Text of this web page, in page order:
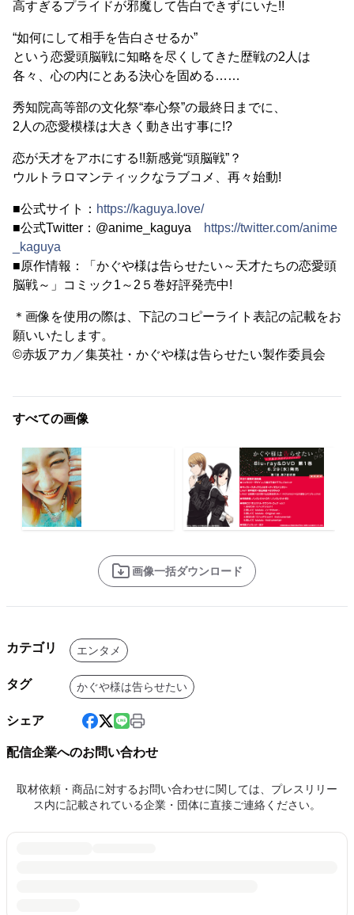
高すぎるプライドが邪魔して告白できずにいた!!
“如何にして相手を告白させるか”
という恋愛頭脳戦に知略を尽くしてきた歴戦の2人は
各々、心の内にとある決心を固める……
秀知院高等部の文化祭“奉心祭”の最終日までに、
2人の恋愛模様は大きく動き出す事に!?
恋が天才をアホにする!!新感覚“頭脳戦”？
ウルトラロマンティックなラブコメ、再々始動!
■公式サイト： https://kaguya.love/
■公式Twitter：@anime_kaguya
https://twitter.com/anime
_kaguya
■原作情報：「かぐや様は告らせたい～天才たちの恋愛頭
脳戦～」コミック1～2５巻好評発売中!
＊画像を使用の際は、下記のコピーライト表記の記載をお
願いいたします。
©赤坂アカ／集英社・かぐや様は告らせたい製作委員会
すべての画像
画像一括ダウンロード
カテゴリ エンタメ
タグ かぐや様は告らせたい
シェア
配信企業へのお問い合わせ
取材依頼・商品に対するお問い合わせに関しては、プレスリリー
ス内に記載されている企業・団体に直接ご連絡ください。